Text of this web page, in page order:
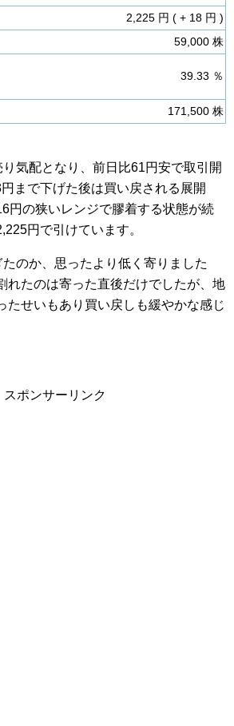
2,225 円 ( + 18 円 )
59,000 株
39.33 ％
171,500 株
気配となり、前日比61円安で取引開
まで下げた後は買い戻される展開
円の狭いレンジで膠着する状態が続
円で引けています。
のか、思ったより低く寄りました
れたのは寄った直後だけでしたが、地
たせいもあり買い戻しも緩やかな感じ
スポンサーリンク